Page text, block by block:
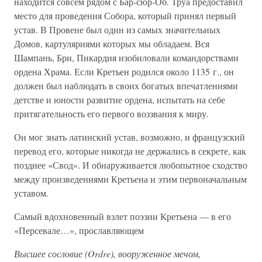
место для проведения Собора, который принял первый
устав. В Провене был один из самых значительных
Домов, картуляриями которых мы обладаем. Вся
Шампань, Бри, Пикардия изобиловали командорствами
ордена Храма. Если Кретьен родился около 1135 г., он
должен был наблюдать в своих богатых впечатлениями
детстве и юности развитие ордена, испытать на себе
притягательность его первого воззвания к миру.
Он мог знать латинский устав, возможно, и французский
перевод его, которые никогда не держались в секрете, как
позднее «Свод». И обнаруживается любопытное сходство
между произведениями Кретьена и этим первоначальным
уставом.
Самый вдохновенный взлет поэзии Кретьена — в его
«Персевале…», прославляющем
Высшее сословие (Ordre), вооруженное мечом,